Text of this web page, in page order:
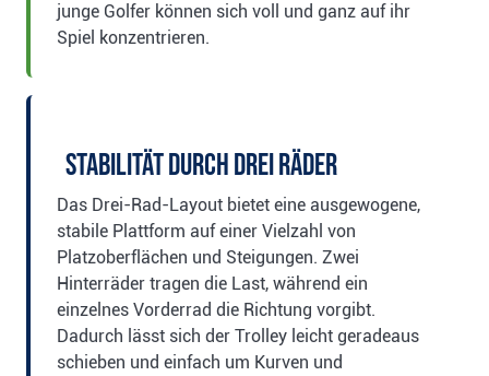
junge Golfer können sich voll und ganz auf ihr
Spiel konzentrieren.
Stabilität durch drei Räder
Das Drei-Rad-Layout bietet eine ausgewogene,
stabile Plattform auf einer Vielzahl von
Platzoberflächen und Steigungen. Zwei
Hinterräder tragen die Last, während ein
einzelnes Vorderrad die Richtung vorgibt.
Dadurch lässt sich der Trolley leicht geradeaus
schieben und einfach um Kurven und